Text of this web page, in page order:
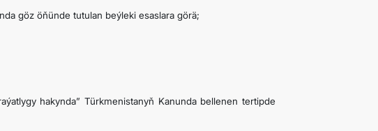
göz öňünde tutulan beýleki esaslara görä;
hakynda” Türkmenistanyň Kanunda bellenen tertipde